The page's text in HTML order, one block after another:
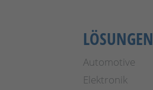
LÖSUNGEN
Automotive
Elektronik